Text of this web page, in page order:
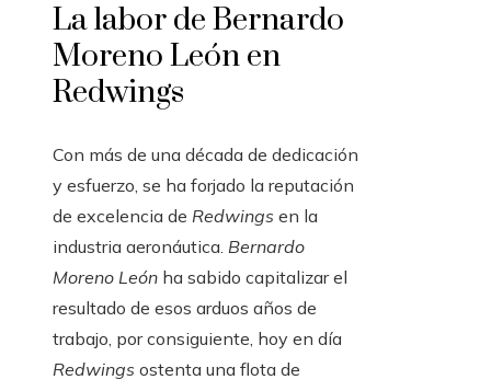
La labor de Bernardo
Moreno León en
Redwings
Con más de una década de dedicación
y esfuerzo, se ha forjado la reputación
de excelencia de Redwings en la
industria aeronáutica. Bernardo
Moreno León ha sabido capitalizar el
resultado de esos arduos años de
trabajo, por consiguiente, hoy en día
Redwings ostenta una flota de